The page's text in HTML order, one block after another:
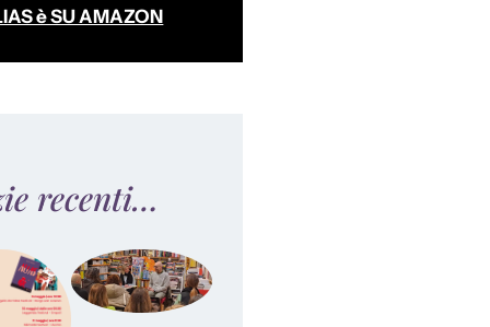
è SU AMAZON
recenti…